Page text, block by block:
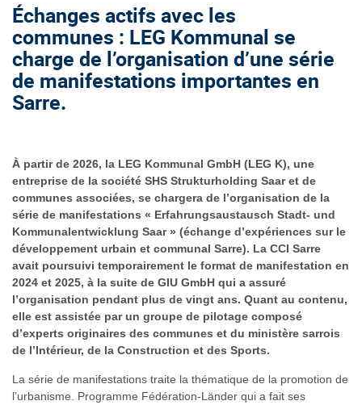
Échanges actifs avec les
communes : LEG Kommunal se
charge de l’organisation d’une série
de manifestations importantes en
Sarre.
À partir de 2026, la LEG Kommunal GmbH (LEG K), une
entreprise de la société SHS Strukturholding Saar et de
communes associées, se chargera de l’organisation de la
série de manifestations « Erfahrungsaustausch Stadt- und
Kommunalentwicklung Saar » (échange d’expériences sur le
développement urbain et communal Sarre). La CCI Sarre
avait poursuivi temporairement le format de manifestation en
2024 et 2025, à la suite de GIU GmbH qui a assuré
l’organisation pendant plus de vingt ans. Quant au contenu,
elle est assistée par un groupe de pilotage composé
d’experts originaires des communes et du ministère sarrois
de l’Intérieur, de la Construction et des Sports.
La série de manifestations traite la thématique de la promotion de
l’urbanisme. Programme Fédération-Länder qui a fait ses